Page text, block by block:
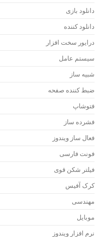
بازی
کننده
سخت افزار
عامل
ساز
کننده صفحه
ساز
ساز ویندوز
فارسی
شکن قوی
آفیس
افزار ویندوز